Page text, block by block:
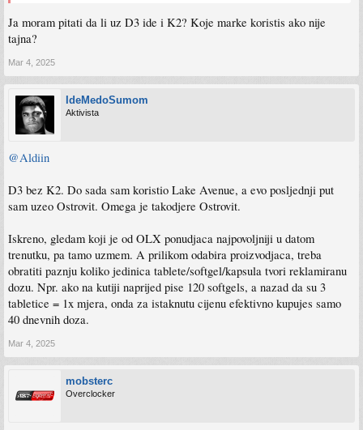
Ja moram pitati da li uz D3 ide i K2? Koje marke koristis ako nije
tajna?
Mar 4, 2025
IdeMedoSumom
Aktivista
@Aldiin
D3 bez K2. Do sada sam koristio Lake Avenue, a evo posljednji put
sam uzeo Ostrovit. Omega je takodjere Ostrovit.
Iskreno, gledam koji je od OLX ponudjaca najpovoljniji u datom
trenutku, pa tamo uzmem. A prilikom odabira proizvodjaca, treba
obratiti paznju koliko jedinica tablete/softgel/kapsula tvori reklamiranu
dozu. Npr. ako na kutiji naprijed pise 120 softgels, a nazad da su 3
tabletice = 1x mjera, onda za istaknutu cijenu efektivno kupujes samo
40 dnevnih doza.
Mar 4, 2025
mobsterc
Overclocker